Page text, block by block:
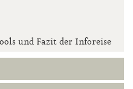
und Fazit der Inforeise